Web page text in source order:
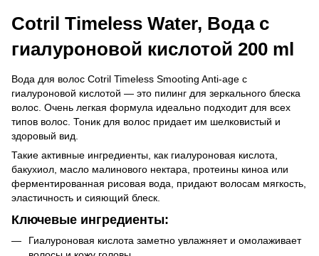
Cotril Timeless Water, Вода с
гиалуроновой кислотой 200 ml
Вода для волос Cotril Timeless Smooting Anti-age с
гиалуроновой кислотой — это пилинг для зеркального блеска
волос. Очень легкая формула идеально подходит для всех
типов волос. Тоник для волос придает им шелковистый и
здоровый вид.
Такие активные ингредиенты, как гиалуроновая кислота,
бакухиол, масло малинового нектара, протеины киноа или
ферментированная рисовая вода, придают волосам мягкость,
эластичность и сияющий блеск.
Ключевые ингредиенты:
Гиалуроновая кислота заметно увлажняет и омолаживает